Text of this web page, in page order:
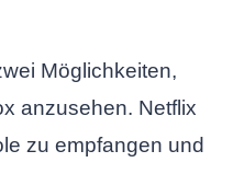
Möglichkeiten,
anzusehen. Netflix
zu empfangen und